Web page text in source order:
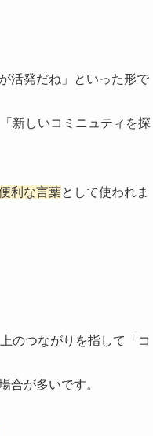
活発だね」といった形で
新しいコミニュティを探
利な言葉として使われま
のつながりを指して「コ
合が多いです。